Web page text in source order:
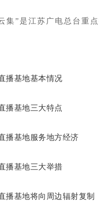
集”是江苏广电总台重
基地基本情况
基地三大特点
基地服务地方经济
基地三大举措
基地将向周边辐射复制